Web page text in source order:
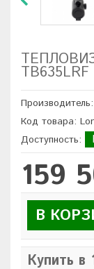
TB635LRF
Производитель:
Код товара:
Доступность:
159
В
Купить в